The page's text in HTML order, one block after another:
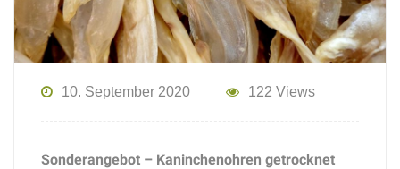
10. September 2020 122 Views
Sonderangebot – Kaninchenohren getrocknet